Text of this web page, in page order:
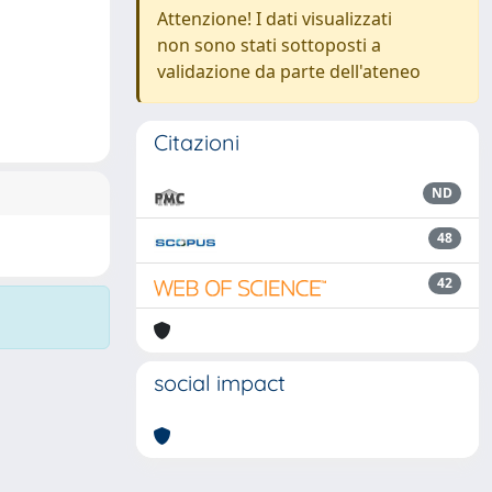
Attenzione! I dati visualizzati
non sono stati sottoposti a
validazione da parte dell'ateneo
Citazioni
ND
48
42
social impact